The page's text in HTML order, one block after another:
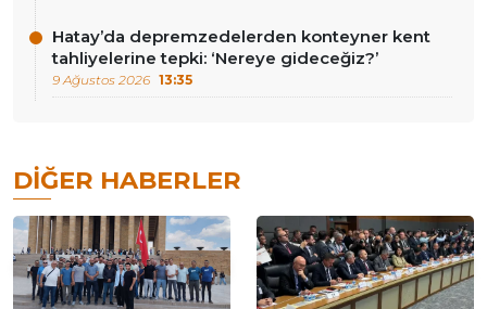
Hatay’da depremzedelerden konteyner kent
tahliyelerine tepki: ‘Nereye gideceğiz?’
9 Ağustos 2026 13:35
DIĞER HABERLER